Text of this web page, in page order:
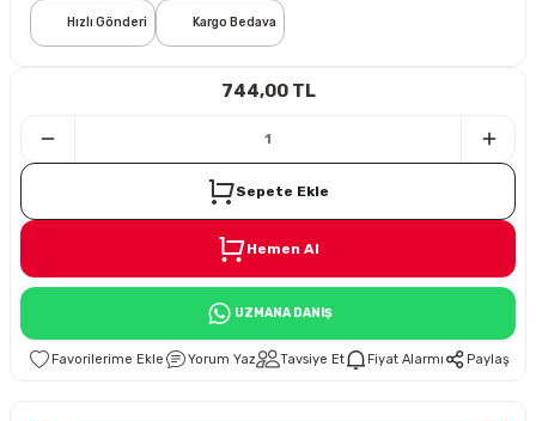
Hızlı Gönderi Kargo Bedava
744,00 TL
Sepete Ekle
Hemen Al
UZMANA DANIŞ
Yorum Yaz Tavsiye Et Fiyat Alarmı Paylaş